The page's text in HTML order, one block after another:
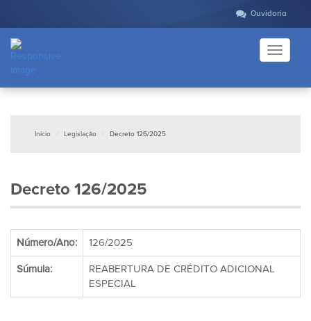
Ouvidoria
Toggle
Início Legislação Decreto 126/2025
Decreto 126/2025
Número/Ano: 126/2025
Súmula:
REABERTURA DE CRÉDITO ADICIONAL
ESPECIAL